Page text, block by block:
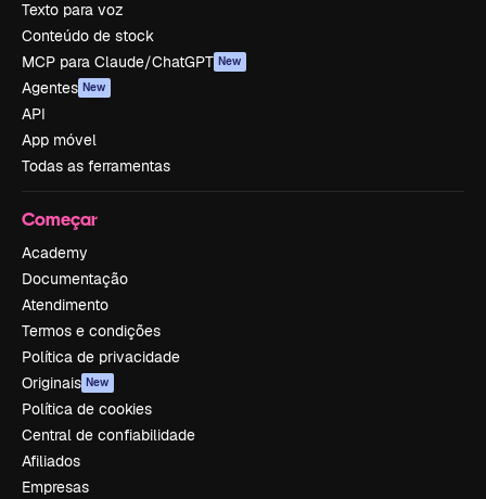
Texto para voz
Conteúdo de stock
MCP para Claude/ChatGPT New
Agentes New
API
App móvel
Todas as ferramentas
Começar
Academy
Documentação
Atendimento
Termos e condições
Política de privacidade
Originais New
Política de cookies
Central de confiabilidade
Afiliados
Empresas